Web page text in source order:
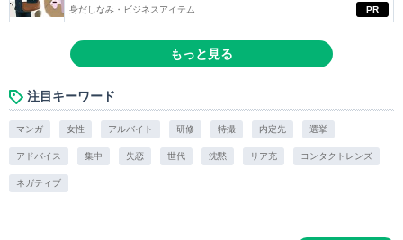
PR
身だしなみ・ビジネスアイテム
もっと見る
注目キーワード
マンガ 女性 アルバイト 研修 特撮 内定先 選挙
アドバイス 集中 失恋 世代 沈黙 リア充 コンタクトレンズ
ネガティブ